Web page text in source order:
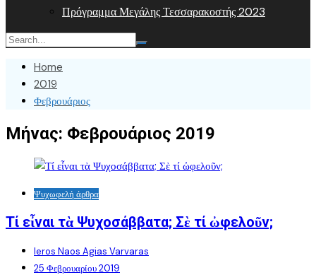
Πρόγραμμα Μεγάλης Τεσσαρακοστής 2023
Home
2019
Φεβρουάριος
Μήνας: Φεβρουάριος 2019
Ψυχωφελή άρθρα
Τί εἶναι τὰ Ψυχοσάββατα; Σὲ τί ὠφελοῦν;
Ieros Naos Agias Varvaras
25 Φεβρουαρίου 2019